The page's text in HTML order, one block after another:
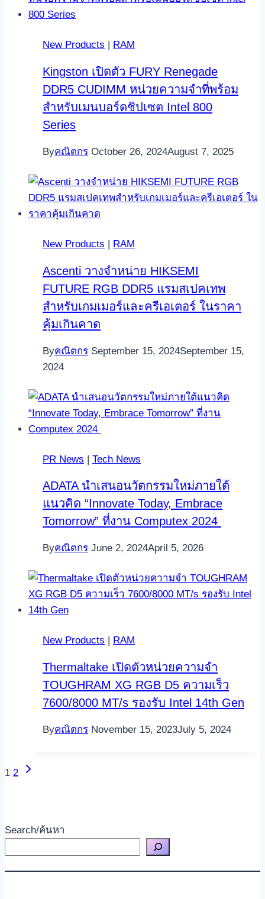
New Products | RAM
Kingston เปิดตัว FURY Renegade
DDR5 CUDIMM หน่วยความจำที่พร้อม
สำหรับเมนบอร์ดชิปเซต Intel 800
Series
Byคณิตกร October 26, 2024August 7, 2025
New Products | RAM
Ascenti วางจำหน่าย HIKSEMI
FUTURE RGB DDR5 แรมสเปคเทพ
สำหรับเกมเมอร์และครีเอเตอร์ ในราคา
คุ้มเกินคาด
Byคณิตกร September 15, 2024September 15,
2024
PR News | Tech News
ADATA นำเสนอนวัตกรรมใหม่ภายใต้
แนวคิด “Innovate Today, Embrace
Tomorrow” ที่งาน Computex 2024
Byคณิตกร June 2, 2024April 5, 2026
New Products RAM
Thermaltake เปิดตัวหน่วยความจำ
TOUGHRAM XG RGB D5 ความเร็ว
7600/8000 MT/s รองรับ Intel 14th Gen
Byคณิตกร November 15, 2023July 5, 2024
Page
1 2
Next
Search/ค้นหา